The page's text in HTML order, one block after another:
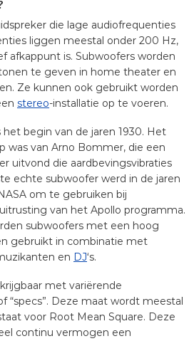
die lage audiofrequenties
liggen meestal onder 200 Hz,
afkappunt is. Subwoofers worden
te geven in home theater en
Ze kunnen ook gebruikt worden
stereo-installatie op te voeren.
het begin van de jaren 1930. Het
was van Arno Bommer, die een
uitvond die aardbevingsvibraties
echte subwoofer werd in de jaren
om te gebruiken bij
van het Apollo programma.
subwoofers met een hoog
gebruikt in combinatie met
en DJ‘s.
met variërende
“specs”. Deze maat wordt meestal
voor Root Mean Square. Deze
continu vermogen een